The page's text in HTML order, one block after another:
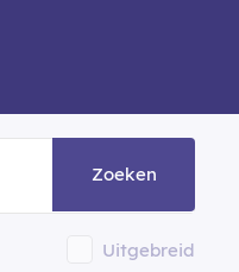
Zoeken
Uitgebreid